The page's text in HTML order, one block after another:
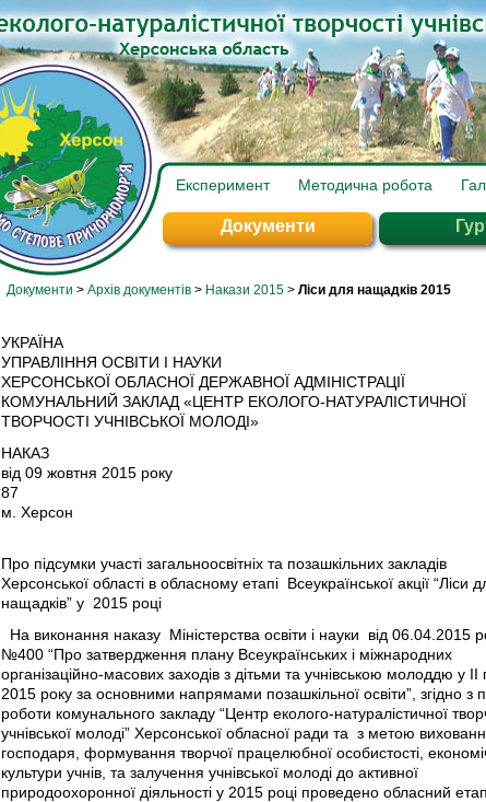
Експеримент Методична робота
Документи
Документи > Архів документів > Накази 2015 > Ліси для нащадків 2015
УКРАЇНА
УПРАВЛІННЯ ОСВІТИ І НАУКИ
ХЕРСОНСЬКОЇ ОБЛАСНОЇ ДЕРЖАВНОЇ АДМІНІСТРАЦІЇ
КОМУНАЛЬНИЙ ЗАКЛАД «ЦЕНТР ЕКОЛОГО-НАТУРАЛІСТИЧНОЇ
ТВОРЧОСТІ УЧНІВСЬКОЇ МОЛОДІ»
НАКАЗ
від 09 жовтня 2015
87
м. Херсон
Про підсумки участі загальноосвітніх та позашкільних закладів
Херсонської області в обласному етапі Всеукраїнської акції “Ліси
нащадків” у 2015 році
На виконання наказу Міністерства освіти і науки від 06.04.2015
№400 “Про затвердження плану Всеукраїнських і міжнародних
організаційно-масових заходів з дітьми та учнівською молоддю у ІІ
2015 року за основними напрямами позашкільної освіти”, згідно з
роботи комунального закладу “Центр еколого-натуралістичної
учнівської молоді” Херсонської обласної ради та з метою
господаря, формування творчої працелюбної особистості,
культури учнів, та залучення учнівської молоді до активної
природоохоронної діяльності у 2015 році проведено обласний етап